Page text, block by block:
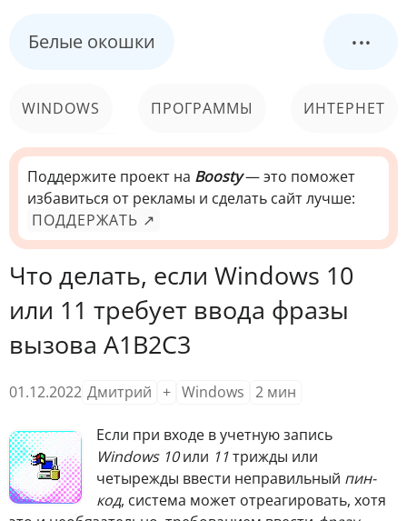
Белые окошки ...
WINDOWS ПРОГРАММЫ ИНТЕРНЕТ
КОМПЬЮТЕР
СИСТЕМА
Поддержите проект на Boosty— это поможет
избавиться от рекламы и сделать сайт лучше:
ПОДДЕРЖАТЬ ↗
Что делать, если Windows 10
или 11 требует ввода фразы
вызова A1B2C3
01.12.2022 Дмитрий + Windows 2 мин
Если при входе в учетную запись
Windows 10или 11трижды или
четырежды ввести неправильный пин-
код, система может отреагировать, хотя